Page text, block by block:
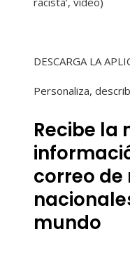
DESCARGA LA
Personaliza,
Recibe la
correo de
mundo